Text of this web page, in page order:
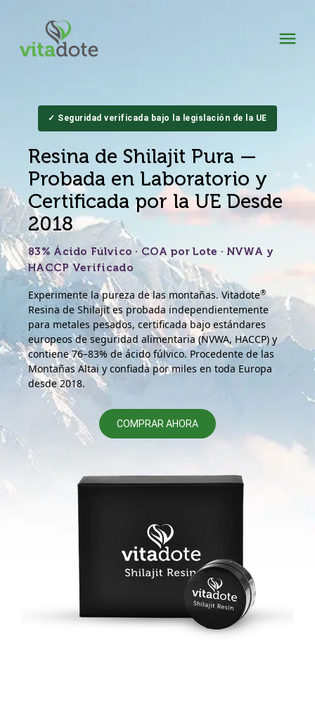
✓ Seguridad verificada bajo la legislación de la UE
Resina de Shilajit Pura —
Probada en Laboratorio y
Certificada por la UE Desde
2018
83% Ácido Fúlvico · COA por Lote · NVWA y
HACCP Verificado
Experimente la pureza de las montañas. Vitadote®
Resina de Shilajit es probada independientemente
para metales pesados, certificada bajo estándares
europeos de seguridad alimentaria (NVWA, HACCP) y
contiene 76–83% de ácido fúlvico. Procedente de las
Montañas Altai y confiada por miles en toda Europa
desde 2018.
COMPRAR AHORA